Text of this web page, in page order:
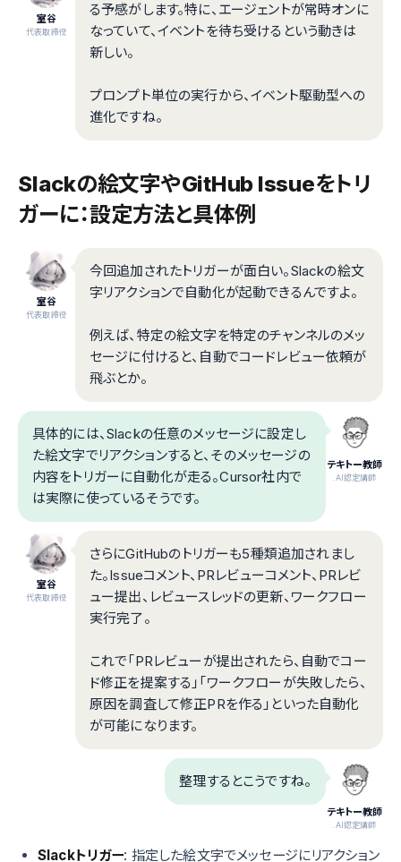
室谷
代表取締役
る予感がします。特に、エージェントが常時オンに
なっていて、イベントを待ち受けるという動きは
新しい。
プロンプト単位の実行から、イベント駆動型への
進化ですね。
Slackの絵文字やGitHub Issueをトリ
ガーに：設定方法と具体例
室谷
代表取締役
今回追加されたトリガーが面白い。Slackの絵文
字リアクションで自動化が起動できるんですよ。
例えば、特定の絵文字を特定のチャンネルのメッ
セージに付けると、自動でコードレビュー依頼が
飛ぶとか。
テキトー教師
.AI認定講師
具体的には、Slackの任意のメッセージに設定し
た絵文字でリアクションすると、そのメッセージの
内容をトリガーに自動化が走る。Cursor社内で
は実際に使っているそうです。
室谷
代表取締役
さらにGitHubのトリガーも5種類追加されまし
た。Issueコメント、PRレビューコメント、PRレビ
ュー提出、レビュースレッドの更新、ワークフロー
実行完了。
これで「PRレビューが提出されたら、自動でコー
ド修正を提案する」「ワークフローが失敗したら、
原因を調査して修正PRを作る」といった自動化
が可能になります。
テキトー教師
.AI認定講師
整理するとこうですね。
Slackトリガー: 指定した絵文字でメッセージにリアクション